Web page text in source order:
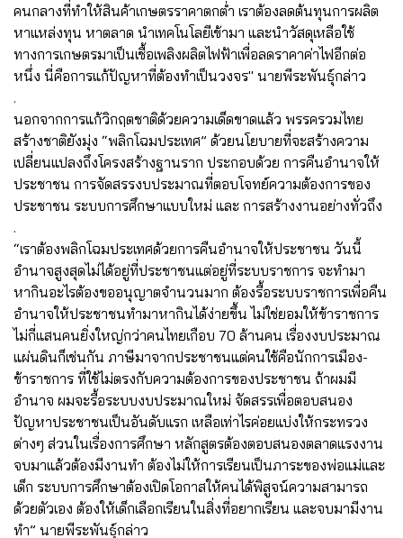
คนกลางที่ทำให้สินค้าเกษตรราคาตกต่ำ เราต้องลดต้นทุนการผลิต
หาแหล่งทุน หาตลาด นำเทคโนโลยีเข้ามา และนำวัสดุเหลือใช้
ทางการเกษตรมาเป็นเชื้อเพลิงผลิตไฟฟ้าเพื่อลดราคาค่าไฟอีกต่อ
หนึ่ง นี่คือการแก้ปัญหาที่ต้องทำเป็นวงจร" นายพีระพันธุ์กล่าว
.
นอกจากการแก้วิกฤตชาติด้วยความเด็ดขาดแล้ว พรรครวมไทย
สร้างชาติยังมุ่ง “พลิกโฉมประเทศ” ด้วยนโยบายที่จะสร้างความ
เปลี่ยนแปลงถึงโครงสร้างฐานราก ประกอบด้วย การคืนอำนาจให้
ประชาชน การจัดสรรงบประมาณที่ตอบโจทย์ความต้องการของ
ประชาชน ระบบการศึกษาแบบใหม่ และ การสร้างงานอย่างทั่วถึง
.
“เราต้องพลิกโฉมประเทศด้วยการคืนอำนาจให้ประชาชน วันนี้
อำนาจสูงสุดไม่ได้อยู่ที่ประชาชนแต่อยู่ที่ระบบราชการ จะทำมา
หากินอะไรต้องขออนุญาตจำนวนมาก ต้องรื้อระบบราชการเพื่อคืน
อำนาจให้ประชาชนทำมาหากินได้ง่ายขึ้น ไม่ใช่ยอมให้ข้าราชการ
ไม่กี่แสนคนยิ่งใหญ่กว่าคนไทยเกือบ 70 ล้านคน เรื่องงบประมาณ
แผ่นดินก็เช่นกัน ภาษีมาจากประชาชนแต่คนใช้คือนักการเมือง-
ข้าราชการ ที่ใช้ไม่ตรงกับความต้องการของประชาชน ถ้าผมมี
อำนาจ ผมจะรื้อระบบงบประมาณใหม่ จัดสรรเพื่อตอบสนอง
ปัญหาประชาชนเป็นอันดับแรก เหลือเท่าไรค่อยแบ่งให้กระทรวง
ต่างๆ ส่วนในเรื่องการศึกษา หลักสูตรต้องตอบสนองตลาดแรงงาน
จบมาแล้วต้องมีงานทำ ต้องไม่ให้การเรียนเป็นภาระของพ่อแม่และ
เด็ก ระบบการศึกษาต้องเปิดโอกาสให้คนได้พิสูจน์ความสามารถ
ด้วยตัวเอง ต้องให้เด็กเลือกเรียนในสิ่งที่อยากเรียน และจบมามีงาน
ทำ” นายพีระพันธุ์กล่าว